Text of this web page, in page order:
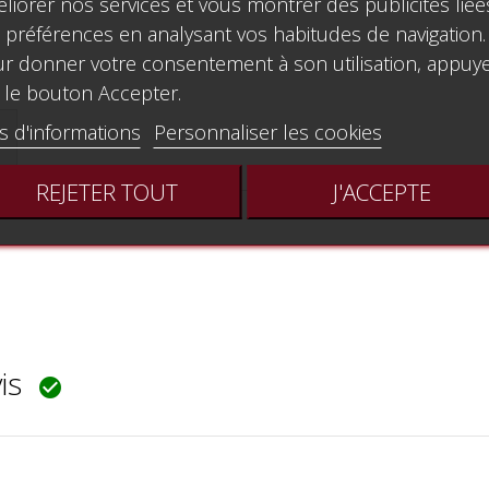

préférences en analysant vos habitudes de navigation.
donner votre consentement à son utilisation,
bouton Accepter.
d'informations
Personnaliser les cookies
REJETER TOUT J'ACCEPTE